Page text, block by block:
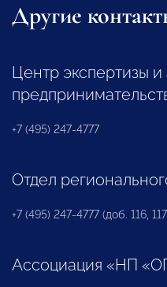
Другие
Центр экспертизы
+7 (495) 247-4777
Отдел
+7 (495) 247-4777 (доб. 116,
Ассоциация «НП